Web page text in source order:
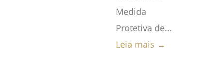
Medida
Protetiva de...
Leia mais →